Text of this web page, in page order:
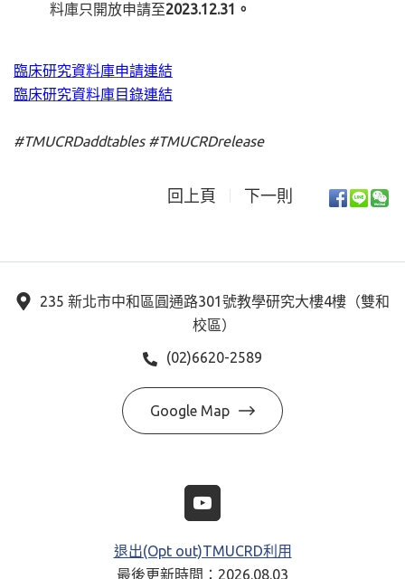
料庫只開放申請至2023.12.31。
臨床研究資料庫申請連結
臨床研究資料庫目錄連結
#TMUCRDaddtables #TMUCRDrelease
回上頁 下一則
235 新北市中和區圓通路301號教學研究大樓4樓（雙和
校區）
(02)6620-2589
Google Map
退出(Opt out)TMUCRD利用
最後更新時間：2026.08.03